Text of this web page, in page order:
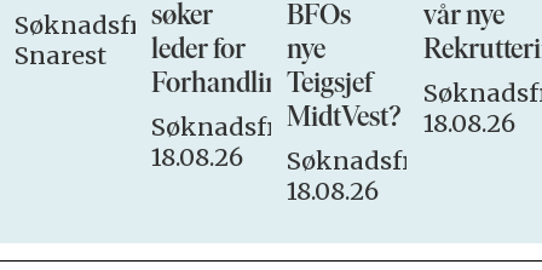
Søknadsfrist:
Snarest
søker
leder for
Forhandlingsutvalget
Søknadsfrist:
18.08.26
BFOs
nye
Teigsjef
MidtVest?
Søknadsfrist:
18.08.26
vår nye
18.08.26